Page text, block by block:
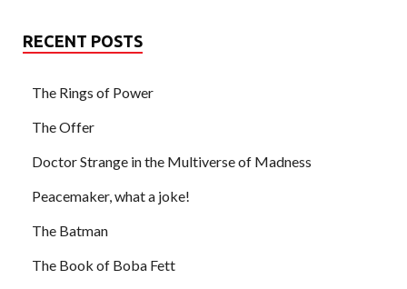
RECENT POSTS
The Rings of Power
The Offer
Doctor Strange in the Multiverse of Madness
Peacemaker, what a joke!
The Batman
The Book of Boba Fett